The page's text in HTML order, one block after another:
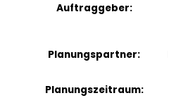
Auftraggeber:
Planungspartner:
Planungszeitraum: